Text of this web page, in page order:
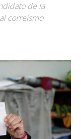
de la
correísmo